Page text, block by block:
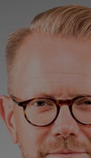
tillkommit.
översikt
är